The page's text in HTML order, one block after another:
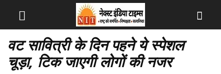
वट सावित्री के दिन पहने ये स्पेशल
चूड़ा, टिक जाएगी लोगों की नजर